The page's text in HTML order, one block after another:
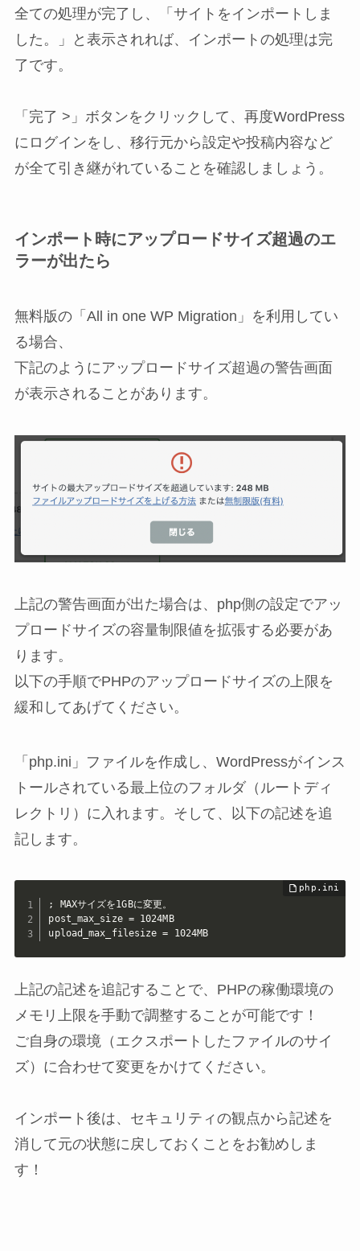
全ての処理が完了し、「サイトをインポートしま
した。」と表示されれば、インポートの処理は完
了です。
「完了 >」ボタンをクリックして、再度WordPress
にログインをし、移行元から設定や投稿内容など
が全て引き継がれていることを確認しましょう。
インポート時にアップロードサイズ超過のエ
ラーが出たら
無料版の「All in one WP Migration」を利用してい
る場合、
下記のようにアップロードサイズ超過の警告画面
が表示されることがあります。
上記の警告画面が出た場合は、php側の設定でアッ
プロードサイズの容量制限値を拡張する必要があ
ります。
以下の手順でPHPのアップロードサイズの上限を
緩和してあげてください。
「php.ini」ファイルを作成し、WordPressがインス
トールされている最上位のフォルダ（ルートディ
レクトリ）に入れます。そして、以下の記述を追
記します。
; MAXサイズを1GBに変更。
post_max_size = 1024MB
upload_max_filesize = 1024MB
上記の記述を追記することで、PHPの稼働環境の
メモリ上限を手動で調整することが可能です！
ご自身の環境（エクスポートしたファイルのサイ
ズ）に合わせて変更をかけてください。
インポート後は、セキュリティの観点から記述を
消して元の状態に戻しておくことをお勧めしま
す！